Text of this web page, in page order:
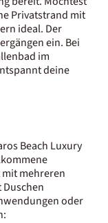
Privatstrand mit
ideal. Der
ein. Bei
im
deine
Beach Luxury
mit mehreren
oder